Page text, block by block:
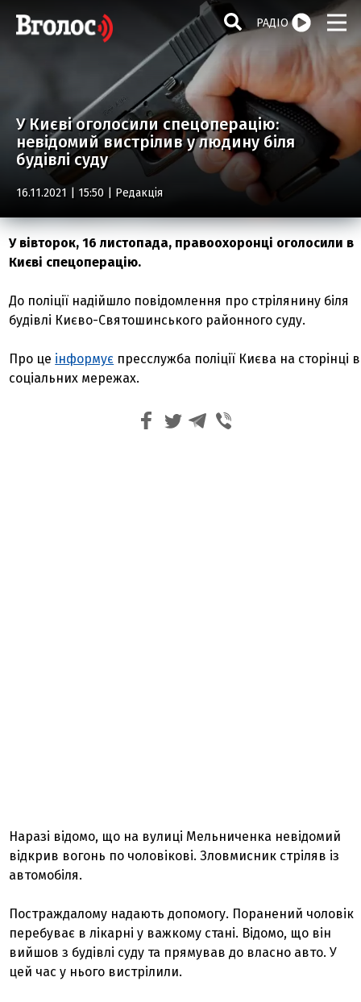
РАДІО
У Києві оголосили спецоперацію:
невідомий вистрілив у людину біля
будівлі суду
16.11.2021 | 15:50 | Редакція
У вівторок, 16 листопада, правоохоронці оголосили в
Києві спецоперацію.
До поліції надійшло повідомлення про стрілянину біля
будівлі Києво-Святошинського районного суду.
Про це інформує пресслужба поліції Києва на сторінці в
соціальних мережах.
Наразі відомо, що на вулиці Мельниченка невідомий
відкрив вогонь по чоловікові. Зловмисник стріляв із
автомобіля.
Постраждалому надають допомогу. Поранений чоловік
перебуває в лікарні у важкому стані. Відомо, що він
вийшов з будівлі суду та прямував до власно авто. У
цей час у нього вистрілили.